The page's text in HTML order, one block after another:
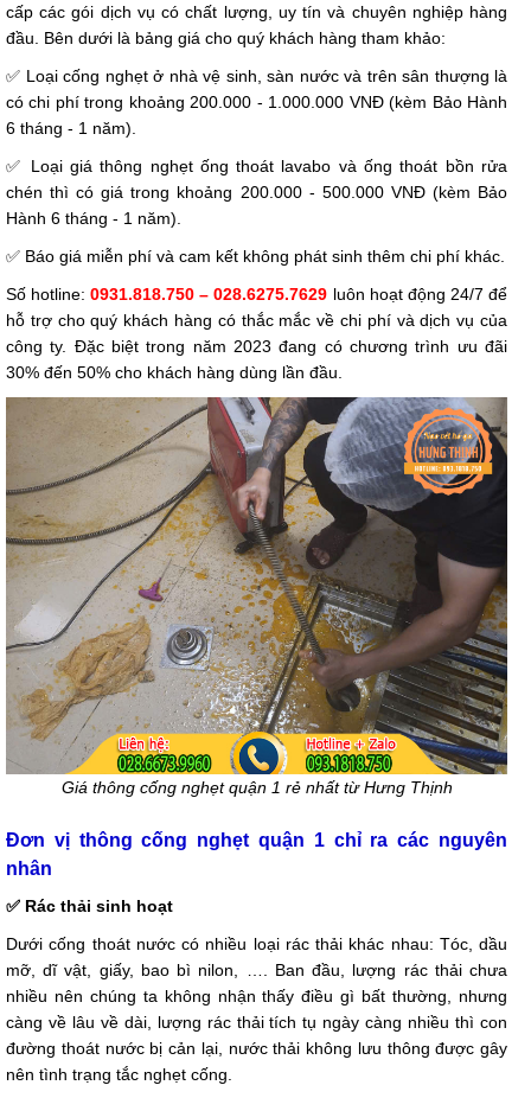
cấp các gói dịch vụ có chất lượng, uy tín và chuyên nghiệp hàng
đầu. Bên dưới là bảng giá cho quý khách hàng tham khảo:
✅ Loại cống nghẹt ở nhà vệ sinh, sàn nước và trên sân thượng là
có chi phí trong khoảng 200.000 - 1.000.000 VNĐ (kèm Bảo Hành
6 tháng - 1 năm).
✅ Loại giá thông nghẹt ống thoát lavabo và ống thoát bồn rửa
chén thì có giá trong khoảng 200.000 - 500.000 VNĐ (kèm Bảo
Hành 6 tháng - 1 năm).
✅ Báo giá miễn phí và cam kết không phát sinh thêm chi phí khác.
Số hotline:0931.818.750 – 028.6275.7629 luôn hoạt động 24/7 để
hỗ trợ cho quý khách hàng có thắc mắc về chi phí và dịch vụ của
công ty. Đặc biệt trong năm 2023 đang có chương trình ưu đãi
30% đến 50% cho khách hàng dùng lần đầu.
Giá thông cống nghẹt quận 1 rẻ nhất từ Hưng Thịnh
Đơn vị thông cống nghẹt quận 1 chỉ ra các nguyên
nhân
✅ Rác thải sinh hoạt
Dưới cống thoát nước có nhiều loại rác thải khác nhau: Tóc, dầu
mỡ, dĩ vật, giấy, bao bì nilon, …. Ban đầu, lượng rác thải chưa
nhiều nên chúng ta không nhận thấy điều gì bất thường, nhưng
càng về lâu về dài, lượng rác thải tích tụ ngày càng nhiều thì con
đường thoát nước bị cản lại, nước thải không lưu thông được gây
nên tình trạng tắc nghẹt cống.